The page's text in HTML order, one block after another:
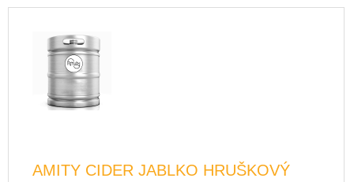
AMITY CIDER JABLKO HRUŠKOVÝ